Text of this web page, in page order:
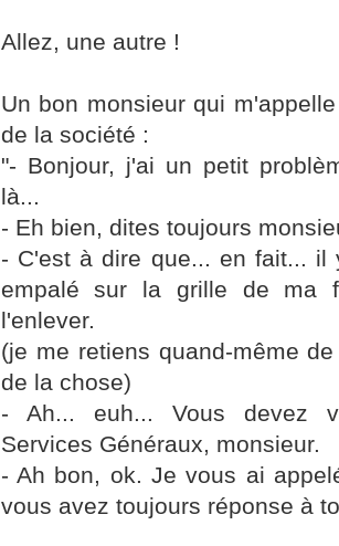
Allez, une autre !
Un bon monsieur qui
de la société :
"- Bonjour, j'ai un petit
là...
- Eh bien, dites toujours
- C'est à dire que... en fait...
empalé sur la grille de ma
l'enlever.
(je me retiens quand-même
de la chose)
- Ah... euh... Vous devez
Services Généraux, monsieur.
- Ah bon, ok. Je vous ai
vous avez toujours réponse à